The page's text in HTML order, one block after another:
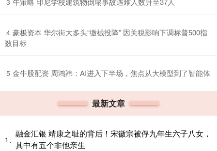
3
4 ​豪极资本 华尔街大多头“缴械投降” 因关税影响下调标普500指
数目标
5 ​金牛股配资 周鸿祎：AI进入下半场，焦点从大模型到了智能体
最新文章
1、
融金汇银 靖康之耻的背后！宋徽宗被俘九年生六子八女，
其中有五个非他亲生